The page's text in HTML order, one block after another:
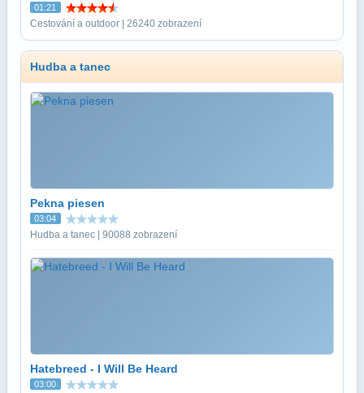
01:21
Cestování a outdoor | 26240 zobrazení
Hudba a tanec
Pekna piesen
03:04
Hudba a tanec | 90088 zobrazení
Hatebreed - I Will Be Heard
03:00